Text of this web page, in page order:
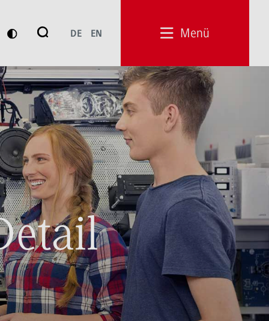
Suche
DE EN Menü